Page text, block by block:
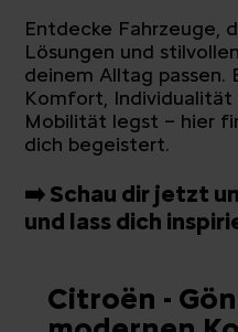
Entdecke Fahrzeuge,
Lösungen und
deinem Alltag passen.
Komfort,
Mobilität legst – hier
dich begeistert.
➡️ Schau dir jetzt
und lass dich
Citroën -